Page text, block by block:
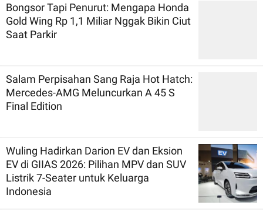
Bongsor Tapi Penurut: Mengapa Honda
Gold Wing Rp 1,1 Miliar Nggak Bikin Ciut
Saat Parkir
Salam Perpisahan Sang Raja Hot Hatch:
Mercedes-AMG Meluncurkan A 45 S
Final Edition
Wuling Hadirkan Darion EV dan Eksion
EV di GIIAS 2026: Pilihan MPV dan SUV
Listrik 7-Seater untuk Keluarga
Indonesia